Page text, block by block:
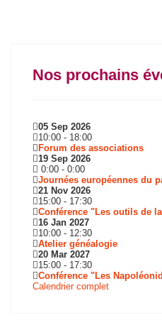
Nos prochains
05 Sep 2026
10:00 - 18:00
Forum des associations
19 Sep 2026
0:00 - 0:00
Journées européennes du
21 Nov 2026
15:00 - 17:30
Conférence "Les outils de
16 Jan 2027
10:00 - 12:30
Atelier généalogie
20 Mar 2027
15:00 - 17:30
Conférence "Les
Calendrier complet